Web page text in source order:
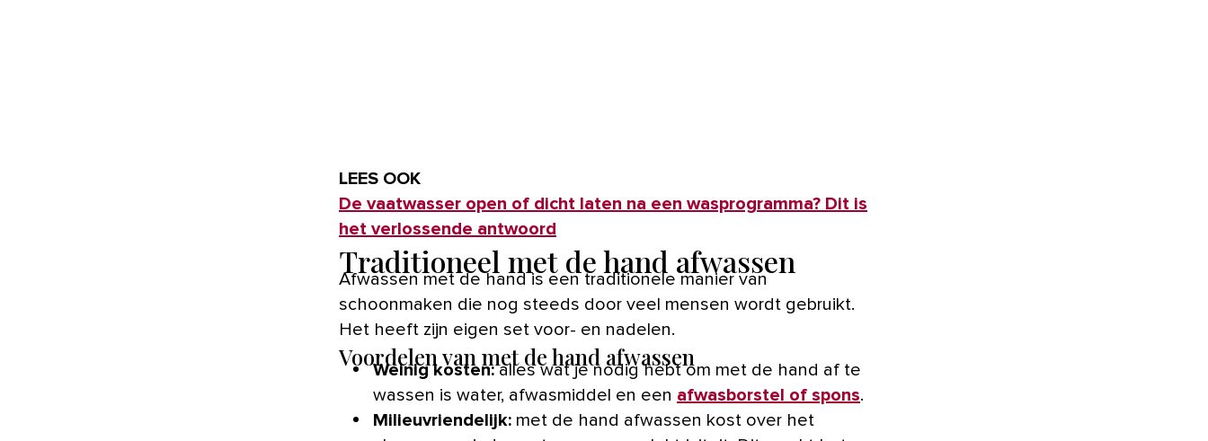
LEES OOK
De vaatwasser open of dicht laten na een wasprogramma? Dit is
het verlossende antwoord
Traditioneel met de hand afwassen
Afwassen met de hand is een traditionele manier van
schoonmaken die nog steeds door veel mensen wordt gebruikt.
Het heeft zijn eigen set voor- en nadelen.
Voordelen van met de hand afwassen
Weinig kosten:alles wat je nodig hebt om met de hand af te
wassen is water, afwasmiddel en een afwasborstel of spons.
Milieuvriendelijk: met de hand afwassen kost over het